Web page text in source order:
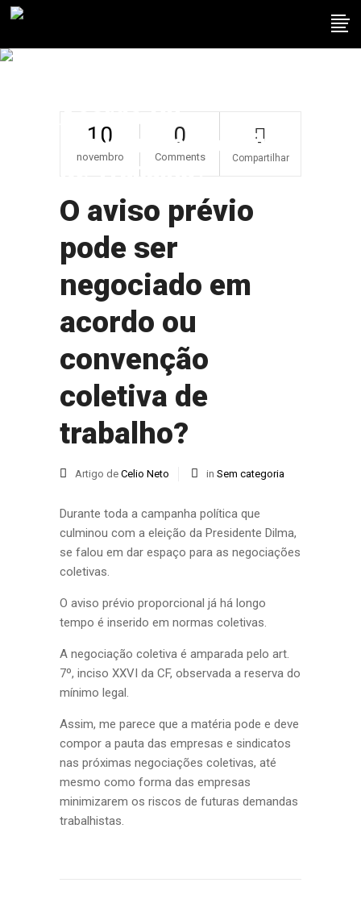
Acordo Ou
Convenção Coletiva
De Trabalho?
10
novembro
0
Comments Compartilhar
O aviso prévio
pode ser
negociado em
acordo ou
convenção
coletiva de
trabalho?
Artigo de Celio Neto in Sem categoria
Durante toda a campanha política que
culminou com a eleição da Presidente Dilma,
se falou em dar espaço para as negociações
coletivas.
O aviso prévio proporcional já há longo
tempo é inserido em normas coletivas.
A negociação coletiva é amparada pelo art.
7º, inciso XXVI da CF, observada a reserva do
mínimo legal.
Assim, me parece que a matéria pode e deve
compor a pauta das empresas e sindicatos
nas próximas negociações coletivas, até
mesmo como forma das empresas
minimizarem os riscos de futuras demandas
trabalhistas.